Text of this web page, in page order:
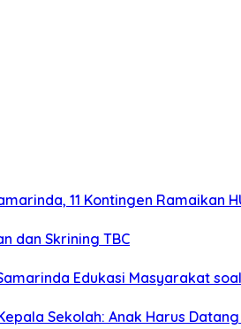
11 Kontingen Ramaikan
dan Skrining TBC
Edukasi Masyarakat
Sekolah: Anak Harus